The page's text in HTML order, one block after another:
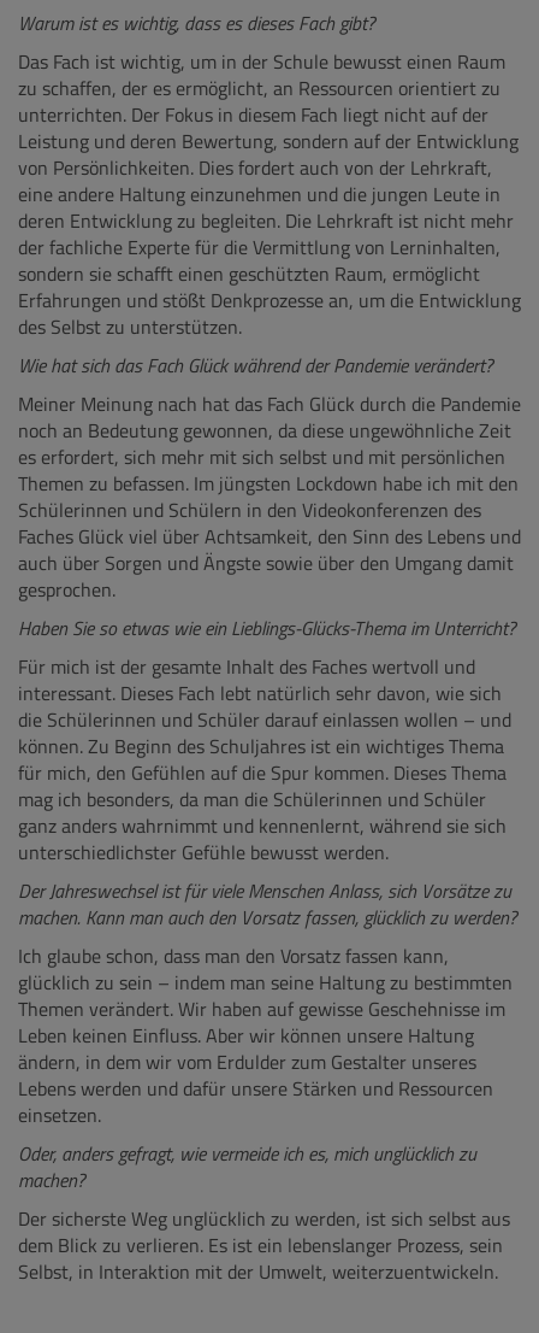
Warum ist es wichtig, dass es dieses Fach gibt?
Das Fach ist wichtig, um in der Schule bewusst einen Raum
zu schaffen, der es ermöglicht, an Ressourcen orientiert zu
unterrichten. Der Fokus in diesem Fach liegt nicht auf der
Leistung und deren Bewertung, sondern auf der Entwicklung
von Persönlichkeiten. Dies fordert auch von der Lehrkraft,
eine andere Haltung einzunehmen und die jungen Leute in
deren Entwicklung zu begleiten. Die Lehrkraft ist nicht mehr
der fachliche Experte für die Vermittlung von Lerninhalten,
sondern sie schafft einen geschützten Raum, ermöglicht
Erfahrungen und stößt Denkprozesse an, um die Entwicklung
des Selbst zu unterstützen.
Wie hat sich das Fach Glück während der Pandemie verändert?
Meiner Meinung nach hat das Fach Glück durch die Pandemie
noch an Bedeutung gewonnen, da diese ungewöhnliche Zeit
es erfordert, sich mehr mit sich selbst und mit persönlichen
Themen zu befassen. Im jüngsten Lockdown habe ich mit den
Schülerinnen und Schülern in den Videokonferenzen des
Faches Glück viel über Achtsamkeit, den Sinn des Lebens und
auch über Sorgen und Ängste sowie über den Umgang damit
gesprochen.
Haben Sie so etwas wie ein Lieblings-Glücks-Thema im Unterricht?
Für mich ist der gesamte Inhalt des Faches wertvoll und
interessant. Dieses Fach lebt natürlich sehr davon, wie sich
die Schülerinnen und Schüler darauf einlassen wollen – und
können. Zu Beginn des Schuljahres ist ein wichtiges Thema
für mich, den Gefühlen auf die Spur kommen. Dieses Thema
mag ich besonders, da man die Schülerinnen und Schüler
ganz anders wahrnimmt und kennenlernt, während sie sich
unterschiedlichster Gefühle bewusst werden.
Der Jahreswechsel ist für viele Menschen Anlass, sich Vorsätze zu
machen. Kann man auch den Vorsatz fassen, glücklich zu werden?
Ich glaube schon, dass man den Vorsatz fassen kann,
glücklich zu sein – indem man seine Haltung zu bestimmten
Themen verändert. Wir haben auf gewisse Geschehnisse im
Leben keinen Einfluss. Aber wir können unsere Haltung
ändern, in dem wir vom Erdulder zum Gestalter unseres
Lebens werden und dafür unsere Stärken und Ressourcen
einsetzen.
Oder, anders gefragt, wie vermeide ich es, mich unglücklich zu
machen?
Der sicherste Weg unglücklich zu werden, ist sich selbst aus
dem Blick zu verlieren. Es ist ein lebenslanger Prozess, sein
Selbst, in Interaktion mit der Umwelt, weiterzuentwickeln.